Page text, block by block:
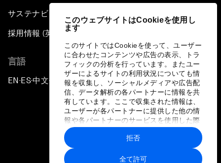
このウェブサイトはCookieを使用し
ます
このサイトではCookieを使って、ユーザー
に合わせたコンテンツや広告の表示、トラ
フィックの分析を行っています。またユー
ザーによるサイトの利用状況についても情
報を収集し、ソーシャルメディアや広告配
信、データ解析の各パートナーに情報を共
有しています。ここで収集された情報は、
ユーザーが各パートナーに提供した他の情
報や各パートナーのサービスを使用した際
に収集された情報と組み合わされ、各パー
トナーによって使用されることがありま
す。
全て許可
拒否
サステナビリティへの取り組み
採用情報 (英語のみ)
言語
EN ▪ES▪中文▪ 日本語
プライバシーポリシーと利用規約